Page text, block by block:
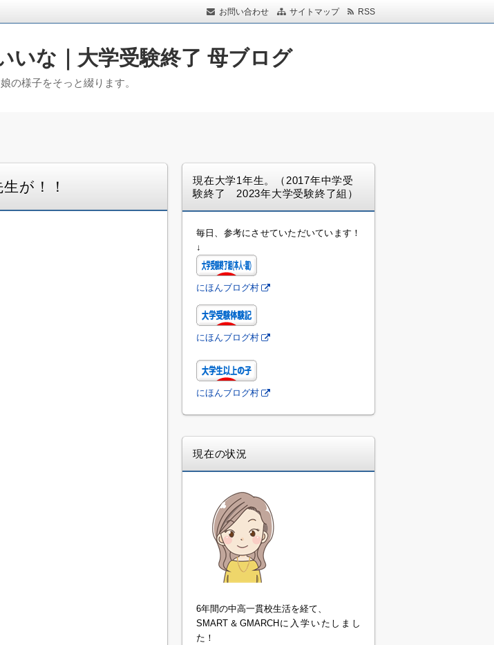
お問い合わせ サイトマップ RSS
いな｜大学受験終了 母ブログ
の様子をそっと綴ります。
が！！
現在大学1年生。（2017年中学受
験終了 2023年大学受験終了組）
毎日、参考にさせていただいています！
↓
にほんブログ村
にほんブログ村
にほんブログ村
現在の状況
6年間の中高一貫校生活を経て、
SMART＆GMARCHに入学いたしまし
た！